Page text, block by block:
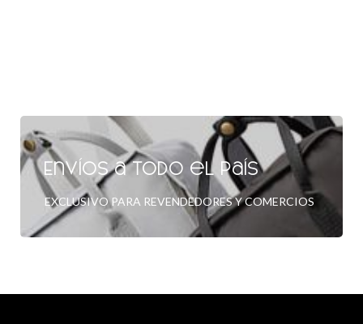
Envíos a todo el país
EXCLUSIVO PARA REVENDEDORES Y COMERCIOS